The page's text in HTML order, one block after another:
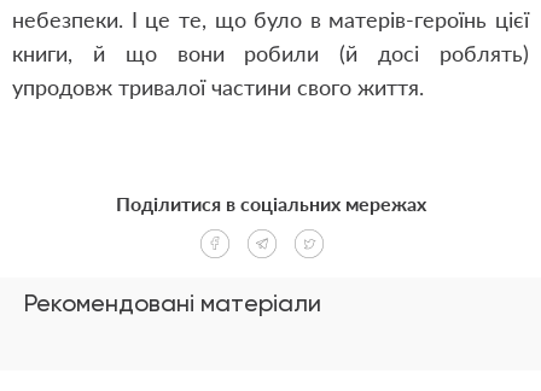
небезпеки. І це те, що було в матерів-героїнь цієї
книги, й що вони робили (й досі роблять)
упродовж тривалої частини свого життя.
Рекомендовані матеріали
Поділитися в соціальних мережах